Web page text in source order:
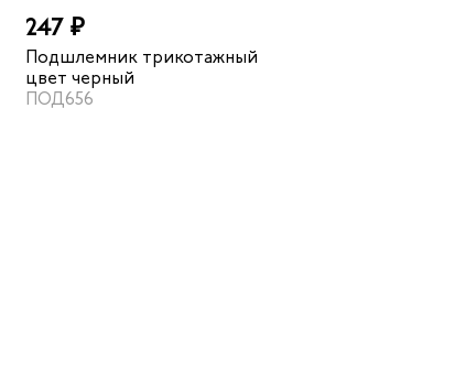
247 ₽
Подшлемник трикотажный
цвет черный
ПОД656